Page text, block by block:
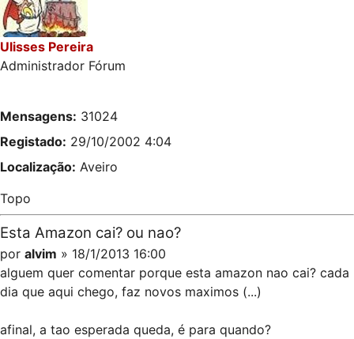
Ulisses Pereira
Administrador Fórum
Mensagens: 31024
Registado: 29/10/2002 4:04
Localização: Aveiro
Topo
Esta Amazon cai? ou nao?
por alvim » 18/1/2013 16:00
alguem quer comentar porque esta amazon nao cai? cada
dia que aqui chego, faz novos maximos (...)
afinal, a tao esperada queda, é para quando?